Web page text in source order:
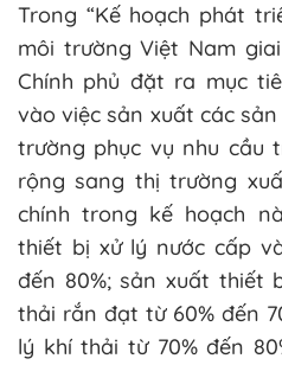
Trong “Kế hoạch phát
môi trường Việt Nam
Chính phủ đặt ra mục
vào việc sản xuất các
trường phục vụ nhu cầu
rộng sang thị trường
chính trong kế hoạch
thiết bị xử lý nước cấp
đến 80%; sản xuất thiết
thải rắn đạt từ 60% đến
lý khí thải từ 70% đến